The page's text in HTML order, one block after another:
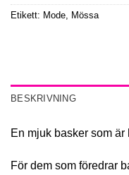
Etikett: Mode, Mössa
BESKRIVNING
En mjuk basker som är
För dem som föredrar